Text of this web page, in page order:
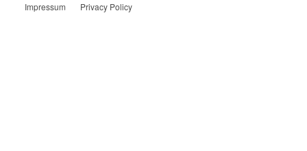
Impressum Privacy Policy